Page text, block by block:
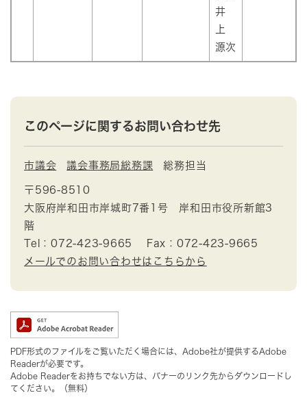
井
上
源次
このページに関するお問い合わせ先
市議会 議会事務局総務課 総務担当
〒596-8510
大阪府岸和田市岸城町7番1号 岸和田市役所新館3
階
Tel：072-423-9665
Fax：072-423-9665
メールでのお問い合わせはこちらから
PDF形式のファイルをご覧いただく場合には、Adobe社が提供するAdobe
Readerが必要です。
Adobe Readerをお持ちでない方は、バナーのリンク先からダウンロードし
てください。（無料）